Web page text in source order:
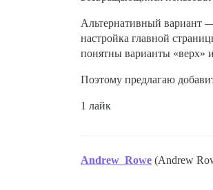
Альтернативный вариант
настройка главной
понятны варианты «верх»
Поэтому предлагаю
1 лайк
Andrew_Rowe (Andrew